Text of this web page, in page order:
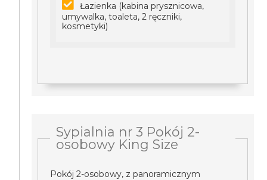
Łazienka (kabina prysznicowa,
umywalka, toaleta, 2 ręczniki,
kosmetyki)
Sypialnia nr 3 Pokój 2-
osobowy King Size
Pokój 2-osobowy, z panoramicznym